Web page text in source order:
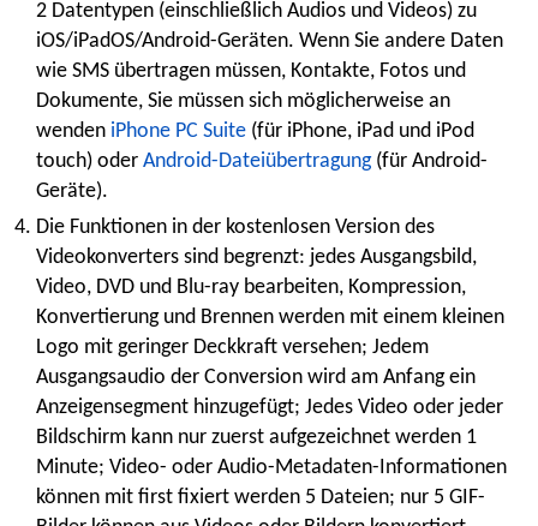
2 Datentypen (einschließlich Audios und Videos) zu
iOS/iPadOS/Android-Geräten. Wenn Sie andere Daten
wie SMS übertragen müssen, Kontakte, Fotos und
Dokumente, Sie müssen sich möglicherweise an
wenden iPhone PC Suite (für iPhone, iPad und iPod
touch) oder Android-Dateiübertragung(für Android-
Geräte).
Die Funktionen in der kostenlosen Version des
Videokonverters sind begrenzt: jedes Ausgangsbild,
Video, DVD und Blu-ray bearbeiten, Kompression,
Konvertierung und Brennen werden mit einem kleinen
Logo mit geringer Deckkraft versehen; Jedem
Ausgangsaudio der Conversion wird am Anfang ein
Anzeigensegment hinzugefügt; Jedes Video oder jeder
Bildschirm kann nur zuerst aufgezeichnet werden 1
Minute; Video- oder Audio-Metadaten-Informationen
können mit first fixiert werden 5 Dateien; nur 5 GIF-